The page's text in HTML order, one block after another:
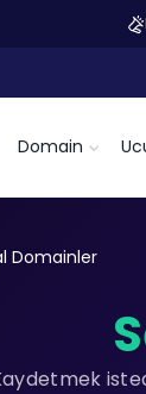
Domain
Domainler